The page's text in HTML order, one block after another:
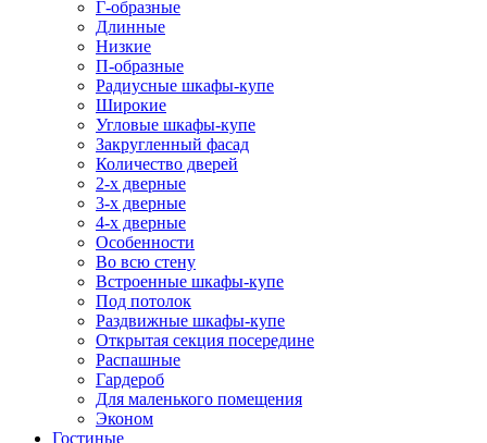
Г-образные
Длинные
Низкие
П-образные
Радиусные шкафы-купе
Широкие
Угловые шкафы-купе
Закругленный фасад
Количество дверей
2-х дверные
3-х дверные
4-х дверные
Особенности
Во всю стену
Встроенные шкафы-купе
Под потолок
Раздвижные шкафы-купе
Открытая секция посередине
Распашные
Гардероб
Для маленького помещения
Эконом
Гостиные